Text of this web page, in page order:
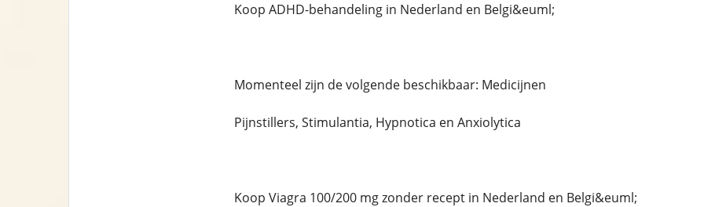
Koop ADHD-behandeling in Nederland en Belgi&euml;
Momenteel zijn de volgende beschikbaar: Medicijnen
Pijnstillers, Stimulantia, Hypnotica en Anxiolytica
Koop Viagra 100/200 mg zonder recept in Nederland en Belgi&euml;